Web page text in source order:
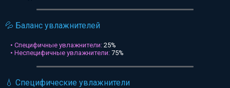
💦 Баланс увлажнителей
• Специфичные увлажнители: 25%
• Неспецифичные увлажнители: 75%
💧 Специфические увлажнители